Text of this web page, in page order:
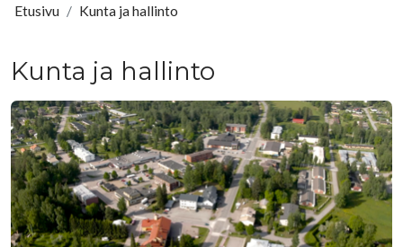
Etusivu Kunta ja hallinto
Kunta ja hallinto